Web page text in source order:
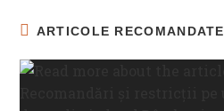
ARTICOLE RECOMANDATE